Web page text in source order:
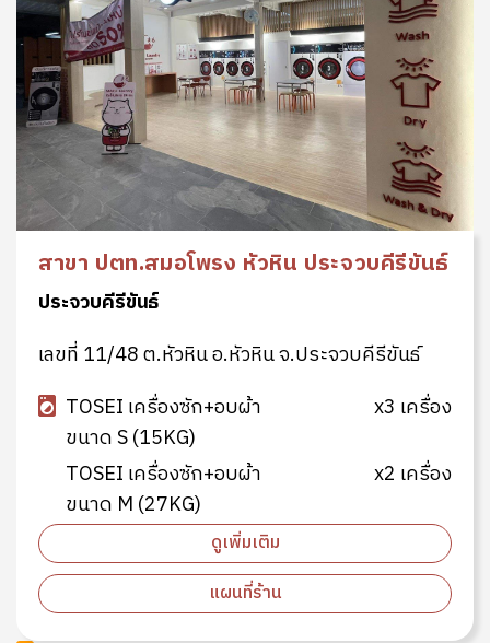
สาขา ปตท.สมอโพรง หัวหิน ประจวบคีรีขันธ์
ประจวบคีรีขันธ์
เลขที่ 11/48 ต.หัวหิน อ.หัวหิน จ.ประจวบคีรีขันธ์
TOSEI เครื่องซัก+อบผ้า
ขนาด S (15KG)
x3 เครื่อง
TOSEI เครื่องซัก+อบผ้า
ขนาด M (27KG)
x2 เครื่อง
ดูเพิ่มเติม
แผนที่ร้าน